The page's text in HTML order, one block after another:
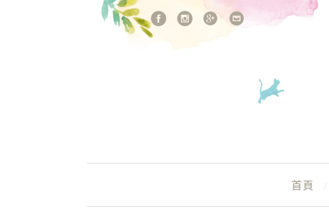
站內搜尋
首頁